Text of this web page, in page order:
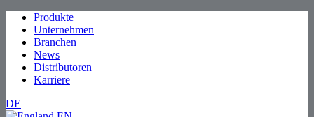
Produkte
Unternehmen
Branchen
News
Distributoren
Karriere
DE